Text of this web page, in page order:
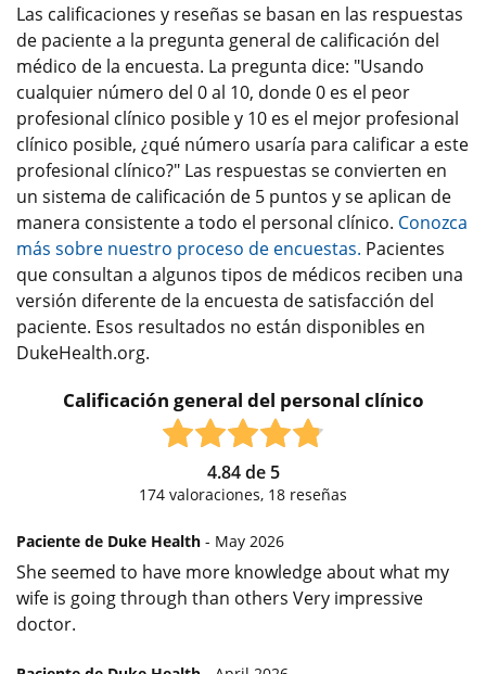
Las calificaciones y reseñas se basan en las respuestas
de paciente a la pregunta general de calificación del
médico de la encuesta. La pregunta dice: "Usando
cualquier número del 0 al 10, donde 0 es el peor
profesional clínico posible y 10 es el mejor profesional
clínico posible, ¿qué número usaría para calificar a este
profesional clínico?" Las respuestas se convierten en
un sistema de calificación de 5 puntos y se aplican de
manera consistente a todo el personal clínico. Conozca
más sobre nuestro proceso de encuestas. Pacientes
que consultan a algunos tipos de médicos reciben una
versión diferente de la encuesta de satisfacción del
paciente. Esos resultados no están disponibles en
DukeHealth.org.
Calificación general del personal clínico
4.84de 5
174 valoraciones, 18 reseñas
Paciente de Duke Health - May 2026
She seemed to have more knowledge about what my
wife is going through than others Very impressive
doctor.